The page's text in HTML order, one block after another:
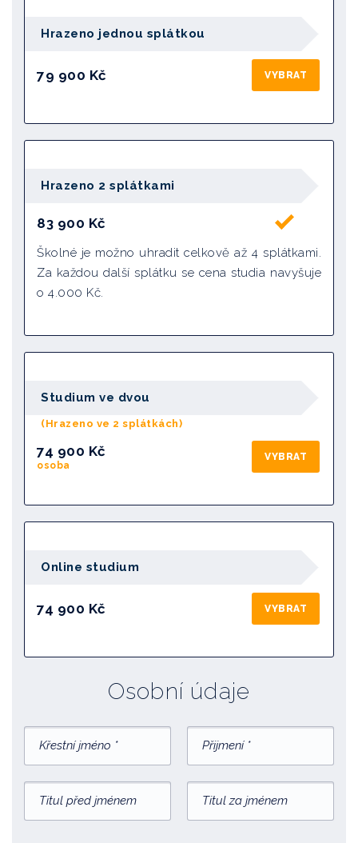
Hrazeno jednou splátkou
79 900 Kč VYBRAT
Hrazeno 2 splátkami
83 900 Kč
Školné je možno uhradit celkově až 4 splátkami.
Za každou další splátku se cena studia navyšuje
o 4.000 Kč.
Studium ve dvou
(Hrazeno ve 2 splátkách)
74 900 Kč
osoba
VYBRAT
Online studium
74 900 Kč VYBRAT
Osobní údaje